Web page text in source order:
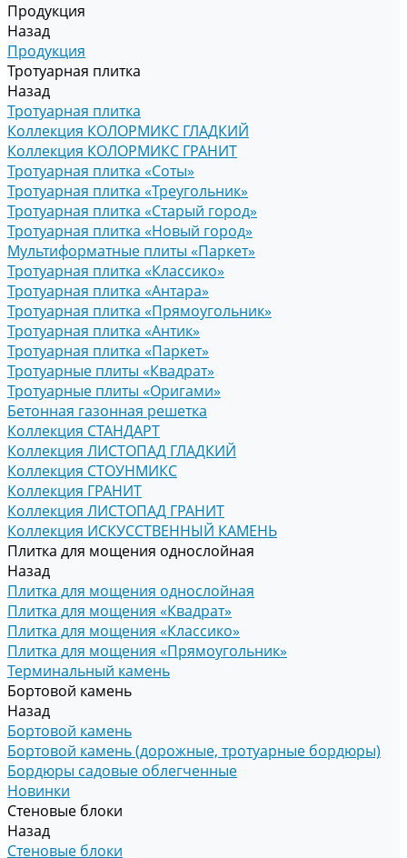
Продукция
Назад
Продукция
Тротуарная плитка
Назад
Тротуарная плитка
Коллекция КОЛОРМИКС ГЛАДКИЙ
Коллекция КОЛОРМИКС ГРАНИТ
Тротуарная плитка «Соты»
Тротуарная плитка «Треугольник»
Тротуарная плитка «Старый город»
Тротуарная плитка «Новый город»
Мультиформатные плиты «Паркет»
Тротуарная плитка «Классико»
Тротуарная плитка «Антара»
Тротуарная плитка «Прямоугольник»
Тротуарная плитка «Антик»
Тротуарная плитка «Паркет»
Тротуарные плиты «Квадрат»
Тротуарные плиты «Оригами»
Бетонная газонная решетка
Коллекция СТАНДАРТ
Коллекция ЛИСТОПАД ГЛАДКИЙ
Коллекция СТОУНМИКС
Коллекция ГРАНИТ
Коллекция ЛИСТОПАД ГРАНИТ
Коллекция ИСКУССТВЕННЫЙ КАМЕНЬ
Плитка для мощения однослойная
Назад
Плитка для мощения однослойная
Плитка для мощения «Квадрат»
Плитка для мощения «Классико»
Плитка для мощения «Прямоугольник»
Терминальный камень
Бортовой камень
Назад
Бортовой камень
Бортовой камень (дорожные, тротуарные бордюры)
Бордюры садовые облегченные
Новинки
Стеновые блоки
Назад
Стеновые блоки